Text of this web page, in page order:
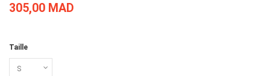
305,00 MAD
Taille